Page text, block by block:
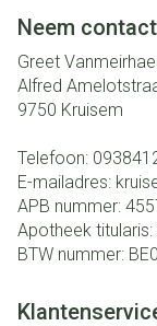
Neem
Greet
Alfred
9750 Kruisem
Telefoon:
E-mailadres:
APB nummer:
Apotheek titularis:
BTW nummer: